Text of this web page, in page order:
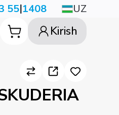
55|1408 UZ
Kirish